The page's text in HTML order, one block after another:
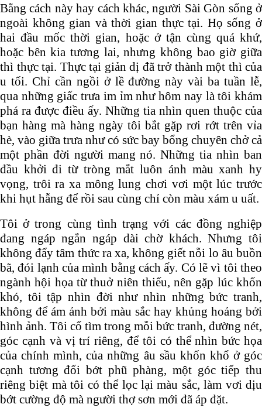
Bằng cách này hay cách khác, người Sài Gòn sống ở
ngoài không gian và thời gian thực tại. Họ sống ở
hai đầu mốc thời gian, hoặc ở tận cùng quá khứ,
hoặc bên kia tương lai, nhưng không bao giờ giữa
thì thực tại. Thực tại giản dị đã trở thành một thì của
u tối. Chỉ cần ngồi ở lề đường này vài ba tuần lễ,
qua những giấc trưa im ỉm như hôm nay là tôi khám
phá ra được điều ấy. Những tia nhìn quen thuộc của
bạn hàng mà hàng ngày tôi bắt gặp rơi rớt trên vỉa
hè, vào giữa trưa như có sức bay bổng chuyên chở cả
một phần đời người mang nó. Những tia nhìn ban
đầu khởi đi từ tròng mắt luôn ánh màu xanh hy
vọng, trôi ra xa mông lung chơi vơi một lúc trước
khi hụt hẫng để rồi sau cùng chỉ còn màu xám u uất.
Tôi ở trong cùng tình trạng với các đồng nghiệp
đang ngáp ngắn ngáp dài chờ khách. Nhưng tôi
không đẩy tâm thức ra xa, không giết nỗi lo âu buồn
bã, đói lạnh của mình bằng cách ấy. Có lẽ vì tôi theo
ngành hội họa từ thuở niên thiếu, nên gặp lúc khốn
khó, tôi tập nhìn đời như nhìn những bức tranh,
không để ám ảnh bởi màu sắc hay khủng hoảng bởi
hình ảnh. Tôi cố tìm trong mỗi bức tranh, đường nét,
góc cạnh và vị trí riêng, để tôi có thể nhìn bức họa
của chính mình, của những âu sầu khốn khổ ở góc
cạnh tương đối bớt phũ phàng, một góc tiếp thu
riêng biệt mà tôi có thể lọc lại màu sắc, làm vơi dịu
bớt cường độ mà người thợ sơn mới đã áp đặt.